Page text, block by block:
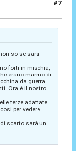
#7
so se sarà
forti in mischia,
erano marmo di
da guerra
Ora é il nostro
terze adattate.
per vedere.
scarto sarà un